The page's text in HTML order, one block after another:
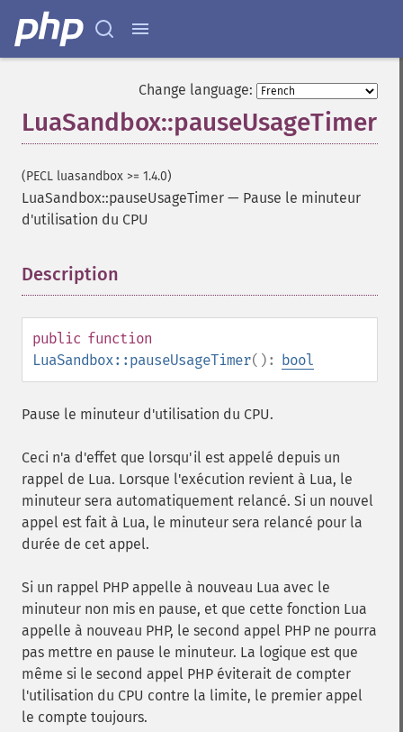
Change language:
LuaSandbox::pauseUsageTimer
(PECL luasandbox >= 1.4.0)
LuaSandbox::pauseUsageTimer — Pause le minuteur
d'utilisation du CPU
Description
public function
LuaSandbox::pauseUsageTimer(): bool
Pause le minuteur d'utilisation du CPU.
Ceci n'a d'effet que lorsqu'il est appelé depuis un
rappel de Lua. Lorsque l'exécution revient à Lua, le
minuteur sera automatiquement relancé. Si un nouvel
appel est fait à Lua, le minuteur sera relancé pour la
durée de cet appel.
Si un rappel PHP appelle à nouveau Lua avec le
minuteur non mis en pause, et que cette fonction Lua
appelle à nouveau PHP, le second appel PHP ne pourra
pas mettre en pause le minuteur. La logique est que
même si le second appel PHP éviterait de compter
l'utilisation du CPU contre la limite, le premier appel
le compte toujours.